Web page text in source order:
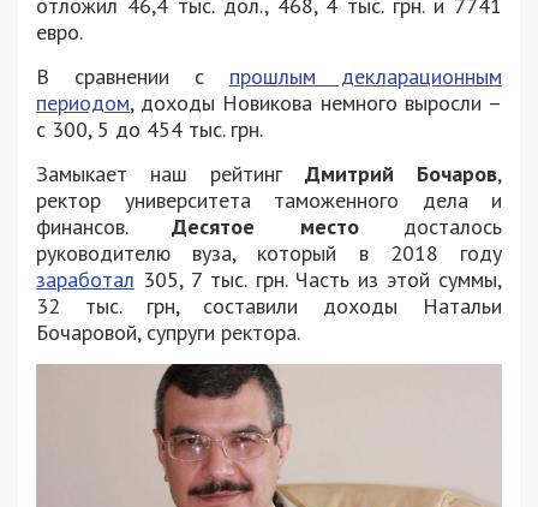
евро.
В сравнении с прошлым декларационным
периодом, доходы Новикова немного выросли –
с 300, 5 до 454 тыс. грн.
Замыкает наш рейтинг Дмитрий Бочаров,
ректор университета таможенного дела и
финансов.Десятое местодосталось
руководителю вуза, который в 2018 году
заработал 305, 7 тыс. грн. Часть из этой суммы,
32 тыс. грн, составили доходы Натальи
Бочаровой, супруги ректора.